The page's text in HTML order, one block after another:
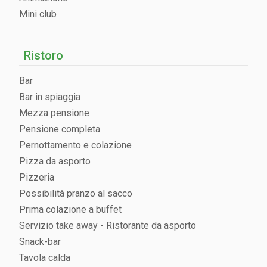
Mini club
Ristoro
Bar
Bar in spiaggia
Mezza pensione
Pensione completa
Pernottamento e colazione
Pizza da asporto
Pizzeria
Possibilità pranzo al sacco
Prima colazione a buffet
Servizio take away - Ristorante da asporto
Snack-bar
Tavola calda